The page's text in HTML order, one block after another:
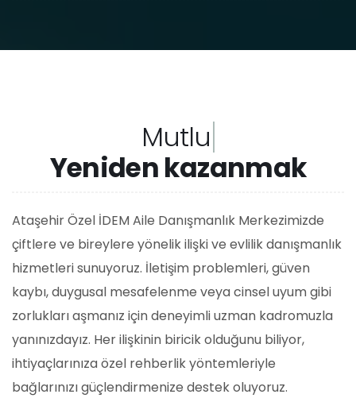
İlgiyi
Yeniden kazanmak
Ataşehir Özel İDEM Aile Danışmanlık Merkezimizde
çiftlere ve bireylere yönelik ilişki ve evlilik danışmanlık
hizmetleri sunuyoruz. İletişim problemleri, güven
kaybı, duygusal mesafelenme veya cinsel uyum gibi
zorlukları aşmanız için deneyimli uzman kadromuzla
yanınızdayız. Her ilişkinin biricik olduğunu biliyor,
ihtiyaçlarınıza özel rehberlik yöntemleriyle
bağlarınızı güçlendirmenize destek oluyoruz.